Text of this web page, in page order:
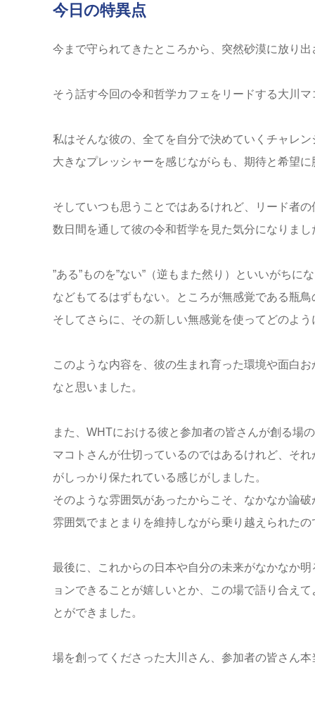
今日の特異点
今まで守られてきたところから、突然砂漠に放り
そう話す今回の令和哲学カフェをリードする大川マ
私はそんな彼の、全てを自分で決めていくチャレ
大きなプレッシャーを感じながらも、期待と希望
そしていつも思うことではあるけれど、リード者
数日間を通して彼の令和哲学を見た気分になりまし
”ある”ものを”ない”（逆もまた然り）といいがち
などもてるはずもない。ところが無感覚である瓶
そしてさらに、その新しい無感覚を使ってどのよ
このような内容を、彼の生まれ育った環境や面白
なと思いました。
また、WHTにおける彼と参加者の皆さんが創る場
マコトさんが仕切っているのではあるけれど、そ
がしっかり保たれている感じがしました。
そのような雰囲気があったからこそ、なかなか論
雰囲気でまとまりを維持しながら乗り越えられた
最後に、これからの日本や自分の未来がなかなか
ョンできることが嬉しいとか、この場で語り合え
とができました。
場を創ってくださった大川さん、参加者の皆さん